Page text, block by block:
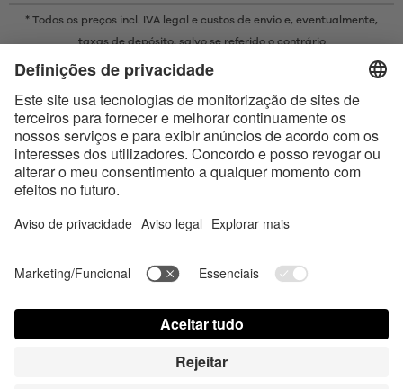
* Todos os preços incl. IVA legal e custos de envio e, eventualmente,
taxas de depósito, salvo se referido o contrário
* A marca Bluetooth® e os logótipos são marcas registadas da
Satisfyer GmbH está sujeito a licença.
Apple, o logótipo da Apple e Apple Watch são marcas comerciais da
Apple Inc. O Google Play e o logótipo do Google Play são marcas
comerciais da Google LLC.
Contact us today Configurações de cookies